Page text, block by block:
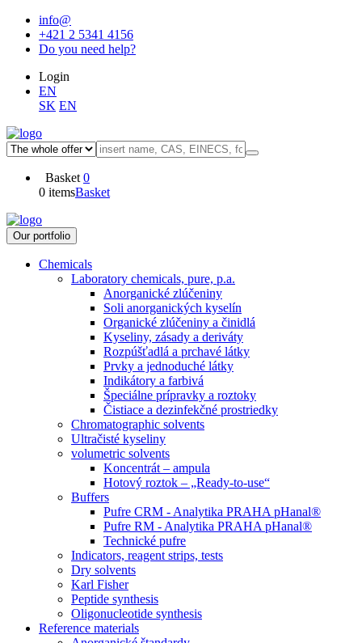
info@
+421 2 5341 4156
Do you need help?
Login
EN
SK EN
Basket 0
0 itemsBasket
Our portfolio
Chemicals
Laboratory chemicals, pure, p.a.
Anorganické zlúčeniny
Soli anorganických kyselín
Organické zlúčeniny a činidlá
Kyseliny, zásady a deriváty
Rozpúšťadlá a prchavé látky
Prvky a jednoduché látky
Indikátory a farbivá
Špeciálne prípravky a roztoky
Čistiace a dezinfekčné prostriedky
Chromatographic solvents
Ultračisté kyseliny
volumetric solvents
Koncentrát – ampula
Hotový roztok – „Ready-to-use“
Buffers
Pufre CRM - Analytika PRAHA pHanal®
Pufre RM - Analytika PRAHA pHanal®
Technické pufre
Indicators, reagent strips, tests
Dry solvents
Karl Fisher
Peptide synthesis
Oligonucleotide synthesis
Reference materials